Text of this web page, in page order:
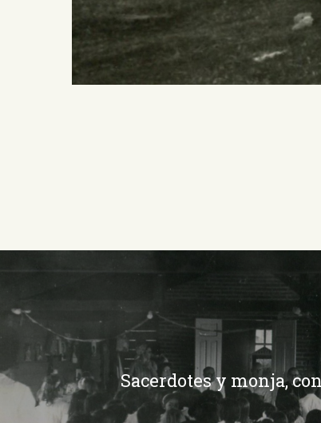
Sacerdotes y monja,